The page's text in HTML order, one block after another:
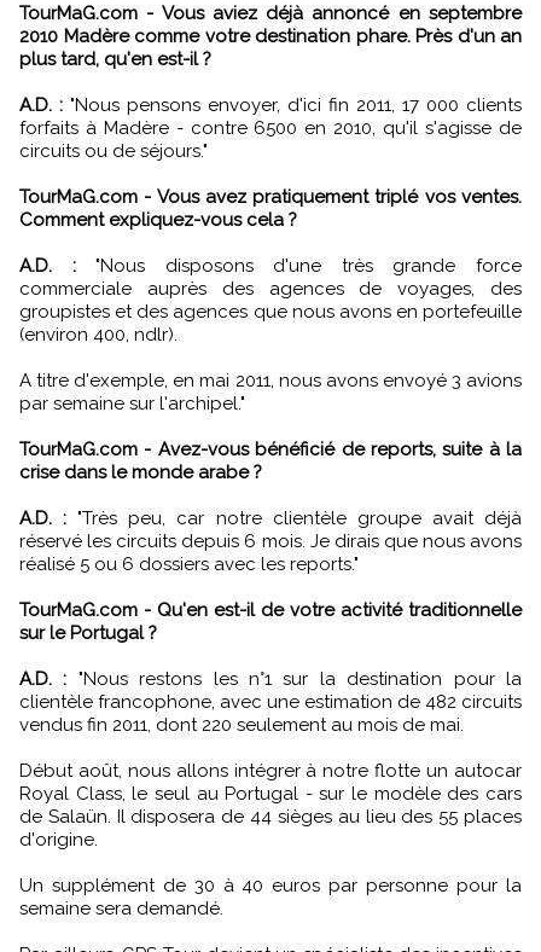
TourMaG.com - Vous aviez déjà annoncé en septembre
2010 Madère comme votre destination phare. Près d'un an
plus tard, qu'en est-il ?
A.D. : "Nous pensons envoyer, d'ici fin 2011, 17 000 clients
forfaits à Madère - contre 6500 en 2010, qu'il s'agisse de
circuits ou de séjours."
TourMaG.com - Vous avez pratiquement triplé vos ventes.
Comment expliquez-vous cela ?
A.D. :"Nous disposons d'une très grande force
commerciale auprès des agences de voyages, des
groupistes et des agences que nous avons en portefeuille
(environ 400, ndlr).
A titre d'exemple, en mai 2011, nous avons envoyé 3 avions
par semaine sur l'archipel."
TourMaG.com - Avez-vous bénéficié de reports, suite à la
crise dans le monde arabe ?
A.D. : "Très peu, car notre clientèle groupe avait déjà
réservé les circuits depuis 6 mois. Je dirais que nous avons
réalisé 5 ou 6 dossiers avec les reports."
TourMaG.com - Qu'en est-il de votre activité traditionnelle
sur le Portugal ?
A.D. : "Nous restons les n°1 sur la destination pour la
clientèle francophone, avec une estimation de 482 circuits
vendus fin 2011, dont 220 seulement au mois de mai.
Début août, nous allons intégrer à notre flotte un autocar
Royal Class, le seul au Portugal - sur le modèle des cars
de Salaün. Il disposera de 44 sièges au lieu des 55 places
d'origine.
Un supplément de 30 à 40 euros par personne pour la
semaine sera demandé.